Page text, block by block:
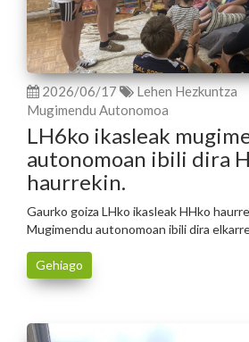
2026/06/17 Lehen Hezkuntza
Mugimendu Autonomoa
LH6ko ikasleak
autonomoan ibili dira
haurrekin.
Gaurko goiza LHko ikasleak HHko
Mugimendu autonomoan ibili dira
Gehiago